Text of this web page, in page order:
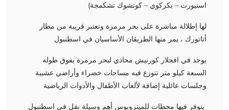
اسنيورت – بكركوي – كوتشوك تشكمجة)
لها إطلالة مباشرة على بحر مرمرة وتعتبر قريبة من مطار
أتاتورك ، يمر منها الطريقان الأساسيان في اسطنبول
يوجد في افجلار كورنيش محاذي لبحر مرمرة يفوق طوله
السبعة كيلو متر تتوزع فيه مساحات خضراء وأراضي عشبية
وجلسات عائلية إضافة لألعاب الأطفال والأدوات الرياضية
يتوفر فيها محطات للميتروبوس أهم وسيلة نقل في اسطنبول